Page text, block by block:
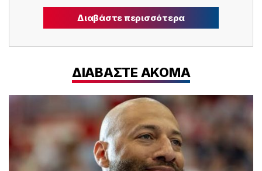
Διαβάστε περισσότερα
ΔΙΑΒΑΣΤΕ ΑΚΟΜΑ